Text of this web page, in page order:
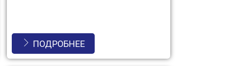
ПОДРОБНЕЕ